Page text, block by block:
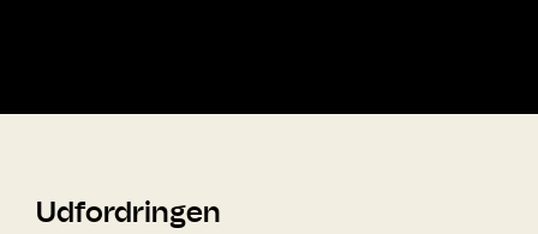
Udfordringen